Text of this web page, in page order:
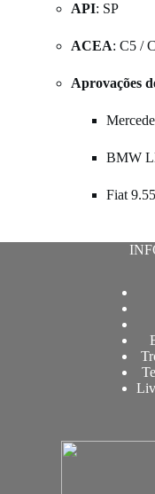
API: SP
ACEA: C5 /
Aprovações
BMW
Fiat